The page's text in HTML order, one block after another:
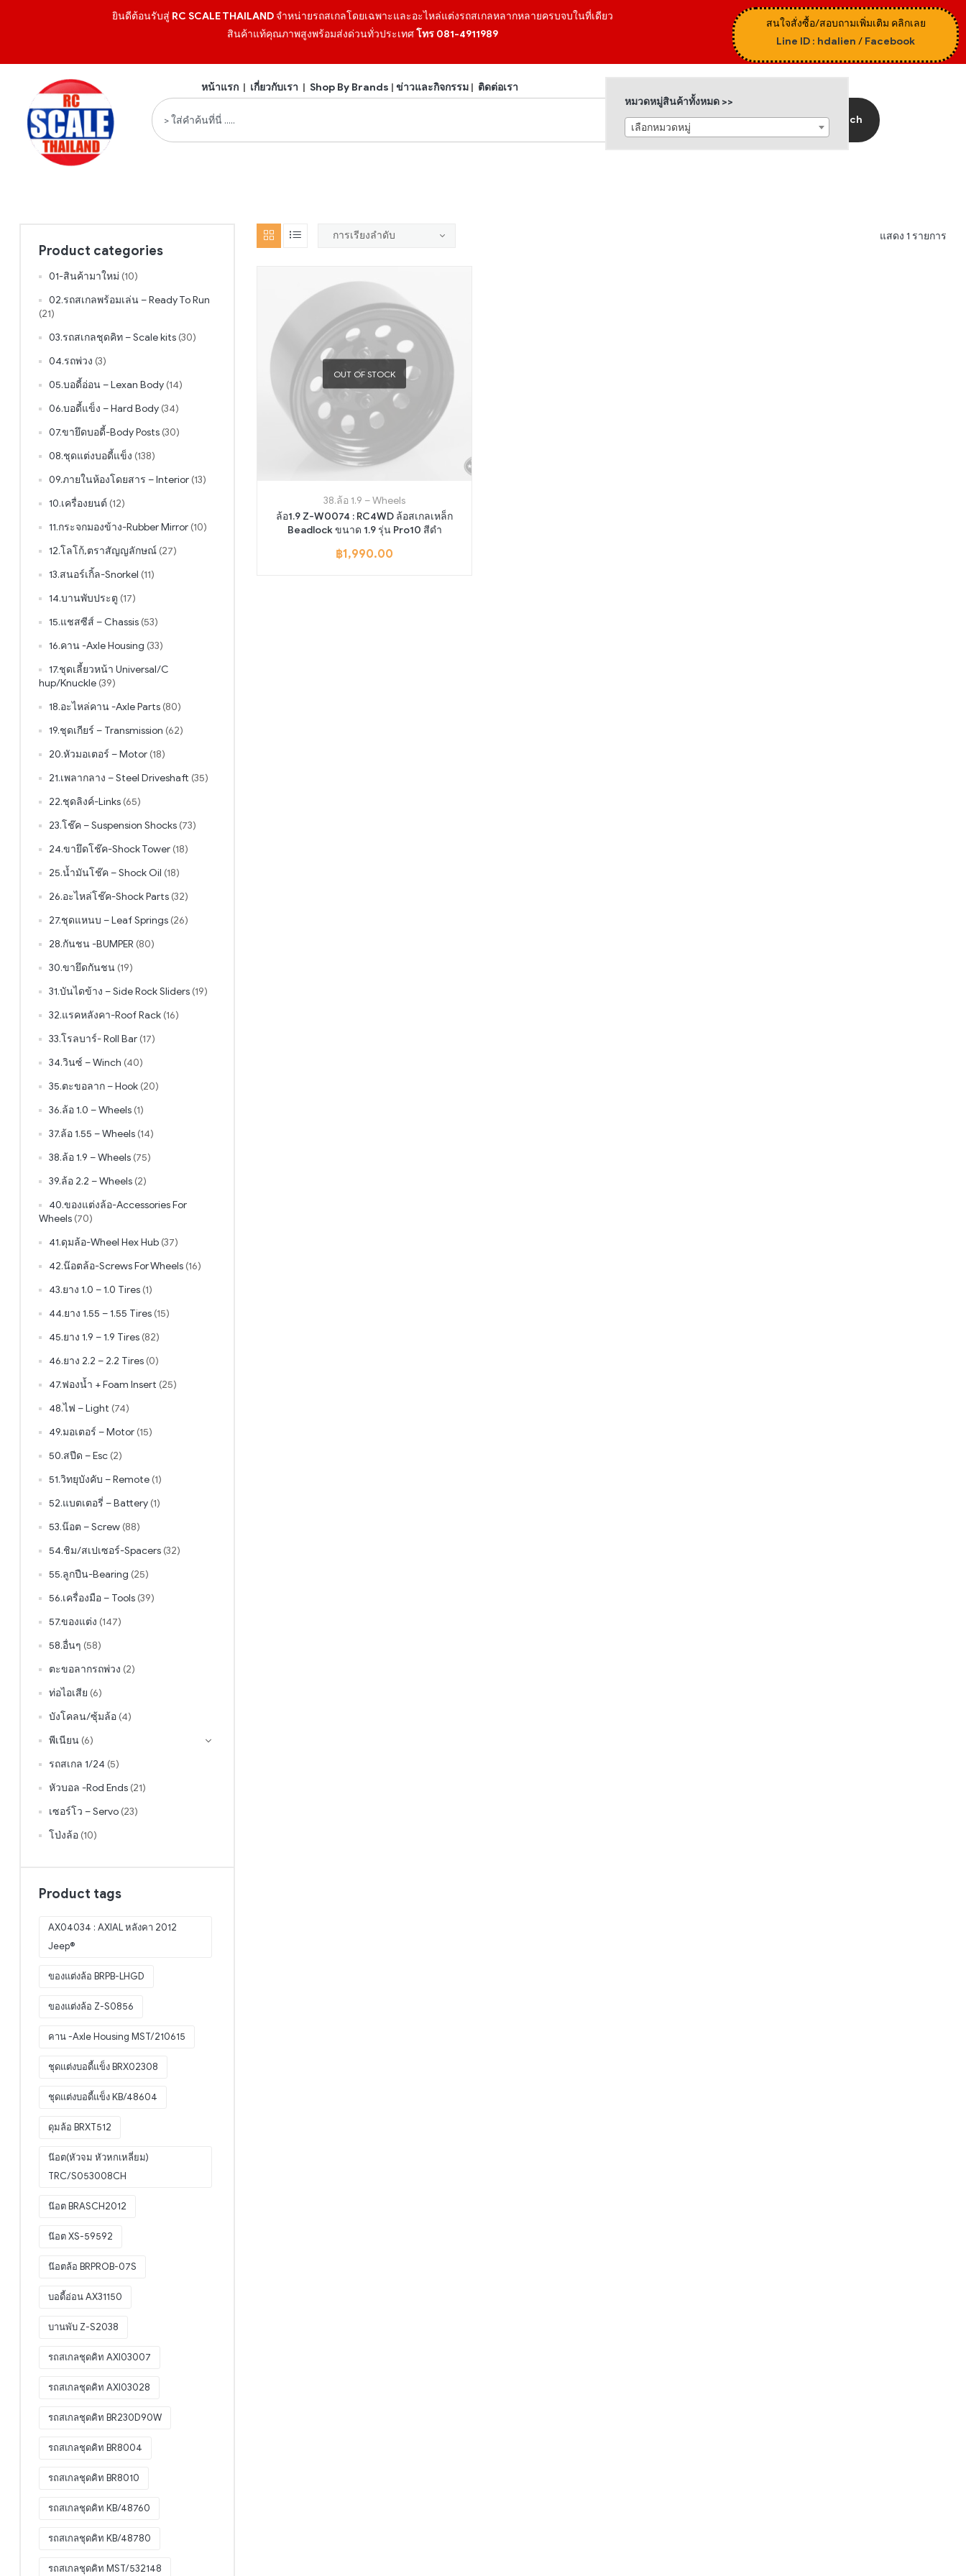
ยินดีต้อนรับสู่ RC SCALE THAILANDจำหน่ายรถสเกลโดยเฉพาะและอะไหล่แต่งรถสเกลหลากหลายครบจบในที่เดียว
สินค้าแท้คุณภาพสูงพร้อมส่งด่วนทั่วประเทศโทร 081-4911989
สนใจสั่งซื้อ/สอบถามเพิ่มเติม คลิกเลย
Line ID : hdalien / Facebook
หน้าแรก| เกี่ยวกับเรา | Shop By Brands | ข่าวและกิจกรรม| ติดต่อเรา
Search
หมวดหมู่สินค้าทั้งหมด >>
เลือกหมวดหมู่
แสดง 1 รายการ
OUT OF STOCK
38.ล้อ 1.9 – Wheels
ล้อ1.9 Z-W0074 : RC4WD ล้อสเกลเหล็ก
Beadlock ขนาด 1.9 รุ่น Pro10 สีดำ
฿1,990.00
Product categories
01-สินค้ามาใหม่ (10)
02.รถสเกลพร้อมเล่น – Ready To Run
(21)
03.รถสเกลชุดคิท – Scale kits (30)
04.รถพ่วง (3)
05.บอดี้อ่อน – Lexan Body (14)
06.บอดี้แข็ง – Hard Body (34)
07.ขายึดบอดี้-Body Posts (30)
08.ชุดแต่งบอดี้แข็ง (138)
09.ภายในห้องโดยสาร – Interior (13)
10.เครื่องยนต์ (12)
11.กระจกมองข้าง-Rubber Mirror (10)
12.โลโก้,ตราสัญญลักษณ์ (27)
13.สนอร์เกิ้ล-Snorkel (11)
14.บานพับประตู (17)
15.แชสซีส์ – Chassis (53)
16.คาน -Axle Housing (33)
17.ชุดเลี้ยวหน้า Universal/C
hup/Knuckle (39)
18.อะไหล่คาน -Axle Parts (80)
19.ชุดเกียร์ – Transmission (62)
20.หัวมอเตอร์ – Motor (18)
21.เพลากลาง – Steel Driveshaft (35)
22.ชุดลิงค์-Links (65)
23.โช๊ค – Suspension Shocks (73)
24.ขายึดโช๊ค-Shock Tower (18)
25.น้ำมันโช๊ค – Shock Oil (18)
26.อะไหล่โช๊ค-Shock Parts (32)
27.ชุดแหนบ – Leaf Springs (26)
28.กันชน -BUMPER (80)
30.ขายึดกันชน (19)
31.บันไดข้าง – Side Rock Sliders (19)
32.แรคหลังคา-Roof Rack (16)
33.โรลบาร์- Roll Bar (17)
34.วินซ์ – Winch (40)
35.ตะขอลาก – Hook (20)
36.ล้อ 1.0 – Wheels (1)
37.ล้อ 1.55 – Wheels (14)
38.ล้อ 1.9 – Wheels (75)
39.ล้อ 2.2 – Wheels (2)
40.ของแต่งล้อ-Accessories For
Wheels (70)
41.ดุมล้อ-Wheel Hex Hub (37)
42.น๊อตล้อ-Screws For Wheels (16)
43.ยาง 1.0 – 1.0 Tires (1)
44.ยาง 1.55 – 1.55 Tires (15)
45.ยาง 1.9 – 1.9 Tires (82)
46.ยาง 2.2 – 2.2 Tires (0)
47.ฟองน้ำ + Foam Insert (25)
48.ไฟ – Light (74)
49.มอเตอร์ – Motor (15)
50.สปีด – Esc (2)
51.วิทยุบังคับ – Remote (1)
52.แบตเตอรี่ – Battery (1)
53.น๊อต – Screw (88)
54.ชิม/สเปเซอร์-Spacers (32)
55.ลูกปืน-Bearing (25)
56.เครื่องมือ – Tools (39)
57.ของแต่ง (147)
58.อื่นๆ (58)
ตะขอลากรถพ่วง (2)
ท่อไอเสีย (6)
บังโคลน/ซุ้มล้อ (4)
พีเนียน (6)
รถสเกล 1/24 (5)
หัวบอล -Rod Ends (21)
เซอร์โว – Servo (23)
โป่งล้อ (10)
Product tags
AX04034 : AXIAL หลังคา 2012
Jeep®
ของแต่งล้อ BRPB-LHGD
ของแต่งล้อ Z-S0856
คาน -Axle Housing MST/210615
ชุดแต่งบอดี้แข็ง BRX02308
ชุดแต่งบอดี้แข็ง KB/48604
ดุมล้อ BRXT512
น๊อต(หัวจม หัวหกเหลี่ยม)
TRC/S053008CH
น๊อต BRASCH2012
น๊อต XS-59592
น๊อตล้อ BRPROB-07S
บอดี้อ่อน AX31150
บานพับ Z-S2038
รถสเกลชุดคิท AXI03007
รถสเกลชุดคิท AXI03028
รถสเกลชุดคิท BR230D90W
รถสเกลชุดคิท BR8004
รถสเกลชุดคิท BR8010
รถสเกลชุดคิท KB/48760
รถสเกลชุดคิท KB/48780
รถสเกลชุดคิท MST/532148